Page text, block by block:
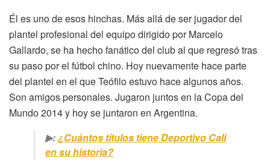
Él es uno de esos hinchas. Más allá de ser jugador del
plantel profesional del equipo dirigido por Marcelo
Gallardo, se ha hecho fanático del club al que regresó tras
su paso por el fútbol chino. Hoy nuevamente hace parte
del plantel en el que Teófilo estuvo hace algunos años.
Son amigos personales. Jugaron juntos en la Copa del
Mundo 2014 y hoy se juntaron en Argentina.
▶:¿Cuántos títulos tiene Deportivo Cali
en su historia?